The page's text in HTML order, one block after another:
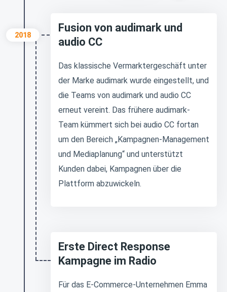
2018
Fusion von audimark und
audio CC
Das klassische Vermarktergeschäft unter
der Marke audimark wurde eingestellt, und
die Teams von audimark und audio CC
erneut vereint. Das frühere audimark-
Team kümmert sich bei audio CC fortan
um den Bereich „Kampagnen-Management
und Mediaplanung“ und unterstützt
Kunden dabei, Kampagnen über die
Plattform abzuwickeln.
Erste Direct Response
Kampagne im Radio
Für das E-Commerce-Unternehmen Emma